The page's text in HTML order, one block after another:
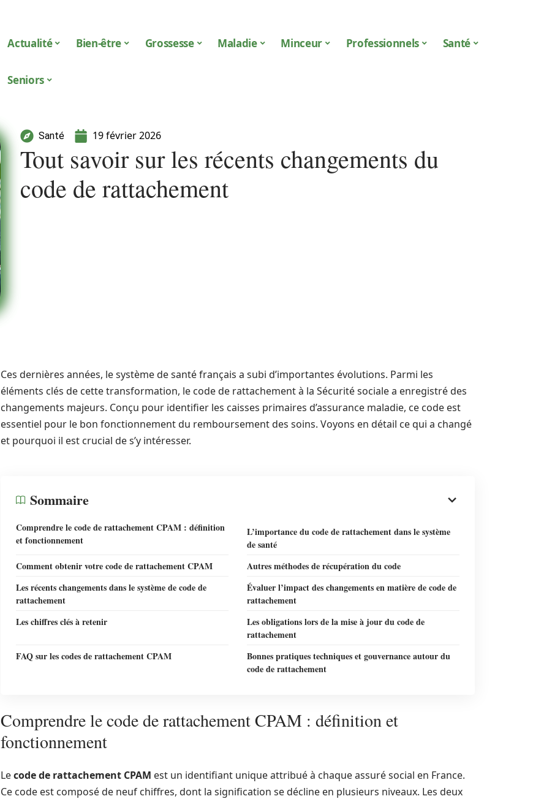
Actualité Bien-être Grossesse Maladie Minceur Professionnels Santé
Seniors
Santé 19 février 2026
Tout savoir sur les récents changements du
code de rattachement
Ces dernières années, le système de santé français a subi d’importantes évolutions. Parmi les
éléments clés de cette transformation, le code de rattachement à la Sécurité sociale a enregistré des
changements majeurs. Conçu pour identifier les caisses primaires d’assurance maladie, ce code est
essentiel pour le bon fonctionnement du remboursement des soins. Voyons en détail ce qui a changé
et pourquoi il est crucial de s’y intéresser.
Sommaire
Comprendre le code de rattachement CPAM : définition
et fonctionnement
L’importance du code de rattachement dans le système
de santé
Comment obtenir votre code de rattachement CPAM
Autres méthodes de récupération du code
Les récents changements dans le système de code de
rattachement
Évaluer l’impact des changements en matière de code de
rattachement
Les chiffres clés à retenir
Les obligations lors de la mise à jour du code de
rattachement
FAQ sur les codes de rattachement CPAM
Bonnes pratiques techniques et gouvernance autour du
code de rattachement
Comprendre le code de rattachement CPAM : définition et
fonctionnement
Lecode de rattachement CPAM est un identifiant unique attribué à chaque assuré social en France.
Ce code est composé de neuf chiffres, dont la signification se décline en plusieurs niveaux. Les deux